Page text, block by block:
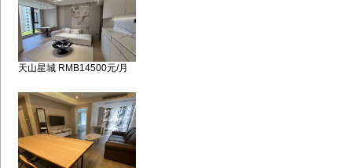
天山星城 RMB14500元/月